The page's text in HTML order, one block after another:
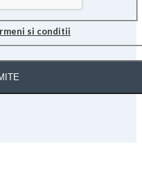
si conditii